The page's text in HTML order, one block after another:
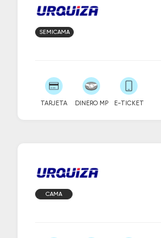
SEMICAMA
TARJETA DINERO MP E-TICKET
CAMA